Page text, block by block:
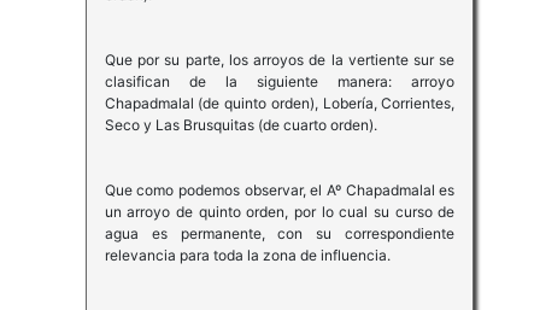
Que por su parte, los arroyos de la vertiente sur se
clasifican de la siguiente manera: arroyo
Chapadmalal (de quinto orden), Lobería, Corrientes,
Seco y Las Brusquitas (de cuarto orden).
Que como podemos observar, el Aº Chapadmalal es
un arroyo de quinto orden, por lo cual su curso de
agua es permanente, con su correspondiente
relevancia para toda la zona de influencia.